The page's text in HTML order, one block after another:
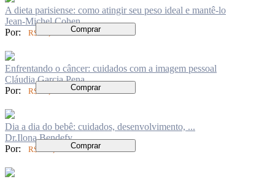
A dieta parisiense: como atingir seu peso ideal e mantê-lo
Jean-Michel Cohen
Por:
R$ 72,00 Comprar
Enfrentando o câncer: cuidados com a imagem pessoal
Cláudia Garcia Pena
Por:
R$ 74,00 Comprar
Dia a dia do bebê: cuidados, desenvolvimento, ...
Dr.Ilona Bendefy
Por:
R$ 199,00 Comprar